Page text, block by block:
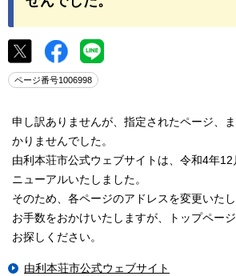
ページ番号1006998
申し訳ありませんが、指定されたページ、
かりませんでした。
由利本荘市公式ウェブサイトは、令和4年12
ニューアルいたしました。
そのため、各ページのアドレスを変更いたし
お手数をおかけいたしますが、トップペー
お探しください。
由利本荘市公式ウェブサイト